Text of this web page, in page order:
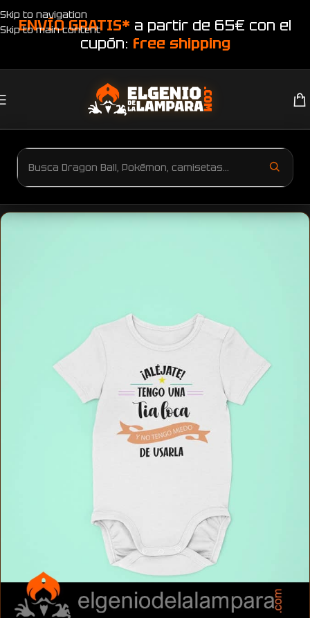
Skip to navigation
Skip to main content
ENVÍO GRATIS* a partir de 65€ con el
cupón: free shipping
Inicio Productos etiquetados “aléjate tengo una tía loca”